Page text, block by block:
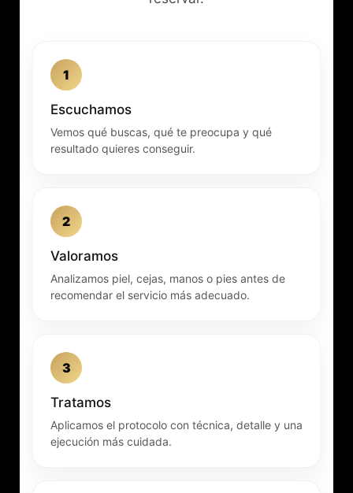
1
Escuchamos
Vemos qué buscas, qué te preocupa y qué
resultado quieres conseguir.
2
Valoramos
Analizamos piel, cejas, manos o pies antes de
recomendar el servicio más adecuado.
3
Tratamos
Aplicamos el protocolo con técnica, detalle y una
ejecución más cuidada.